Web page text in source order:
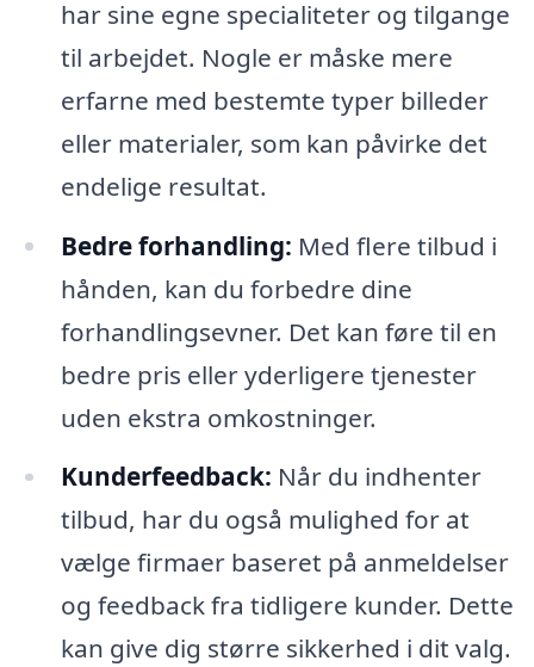
har sine egne specialiteter og tilgange
til arbejdet. Nogle er måske mere
erfarne med bestemte typer billeder
eller materialer, som kan påvirke det
endelige resultat.
Bedre forhandling: Med flere tilbud i
hånden, kan du forbedre dine
forhandlingsevner. Det kan føre til en
bedre pris eller yderligere tjenester
uden ekstra omkostninger.
Kunderfeedback: Når du indhenter
tilbud, har du også mulighed for at
vælge firmaer baseret på anmeldelser
og feedback fra tidligere kunder. Dette
kan give dig større sikkerhed i dit valg.